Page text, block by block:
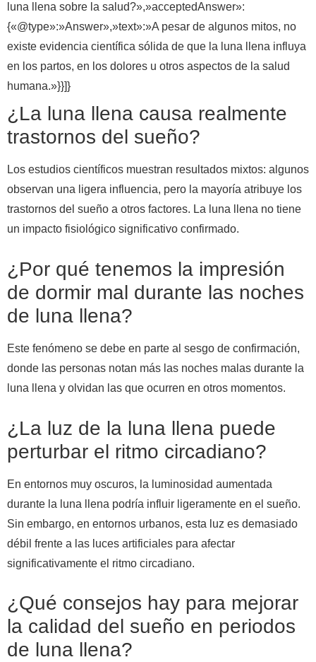
luna llena sobre la salud?»,»acceptedAnswer»:
{«@type»:»Answer»,»text»:»A pesar de algunos mitos, no
existe evidencia científica sólida de que la luna llena influya
en los partos, en los dolores u otros aspectos de la salud
humana.»}}]}
¿La luna llena causa realmente
trastornos del sueño?
Los estudios científicos muestran resultados mixtos: algunos
observan una ligera influencia, pero la mayoría atribuye los
trastornos del sueño a otros factores. La luna llena no tiene
un impacto fisiológico significativo confirmado.
¿Por qué tenemos la impresión
de dormir mal durante las noches
de luna llena?
Este fenómeno se debe en parte al sesgo de confirmación,
donde las personas notan más las noches malas durante la
luna llena y olvidan las que ocurren en otros momentos.
¿La luz de la luna llena puede
perturbar el ritmo circadiano?
En entornos muy oscuros, la luminosidad aumentada
durante la luna llena podría influir ligeramente en el sueño.
Sin embargo, en entornos urbanos, esta luz es demasiado
débil frente a las luces artificiales para afectar
significativamente el ritmo circadiano.
¿Qué consejos hay para mejorar
la calidad del sueño en periodos
de luna llena?